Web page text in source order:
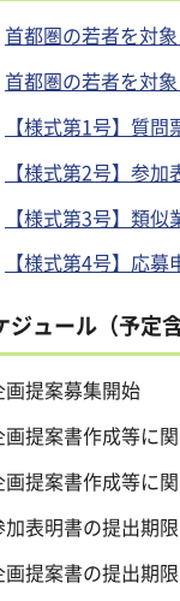
首都圏の若者を対
首都圏の若者を対
【様式第1号】質問
【様式第2号】参加
【様式第3号】類
【様式第4号】応募
ジュール（予定含
企画提案
企画提案書作
企画提案書作成
参加表明
企画提案